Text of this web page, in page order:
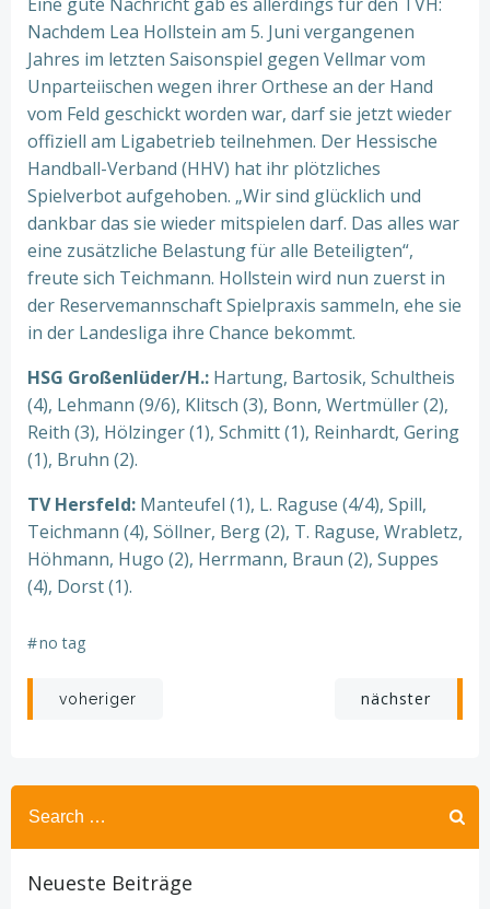
Nachdem Lea Hollstein am 5. Juni vergangenen
Jahres im letzten Saisonspiel gegen Vellmar vom
Unparteiischen wegen ihrer Orthese an der Hand
vom Feld geschickt worden war, darf sie jetzt wieder
offiziell am Ligabetrieb teilnehmen. Der Hessische
Handball-Verband (HHV) hat ihr plötzliches
Spielverbot aufgehoben. „Wir sind glücklich und
dankbar das sie wieder mitspielen darf. Das alles war
eine zusätzliche Belastung für alle Beteiligten“,
freute sich Teichmann. Hollstein wird nun zuerst in
der Reservemannschaft Spielpraxis sammeln, ehe sie
in der Landesliga ihre Chance bekommt.
HSG Großenlüder/H.: Hartung, Bartosik, Schultheis
(4), Lehmann (9/6), Klitsch (3), Bonn, Wertmüller (2),
Reith (3), Hölzinger (1), Schmitt (1), Reinhardt, Gering
(1), Bruhn (2).
TV Hersfeld: Manteufel (1), L. Raguse (4/4), Spill,
Teichmann (4), Söllner, Berg (2), T. Raguse, Wrabletz,
Höhmann, Hugo (2), Herrmann, Braun (2), Suppes
(4), Dorst (1).
#no tag
Beitragsnavigation
voheriger nächster
Search
for:
Neueste Beiträge